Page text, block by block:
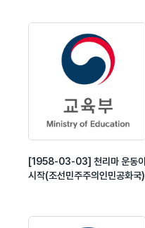
[1958-03-03] 천리마 운동이
시작(조선민주주의인민공화국)